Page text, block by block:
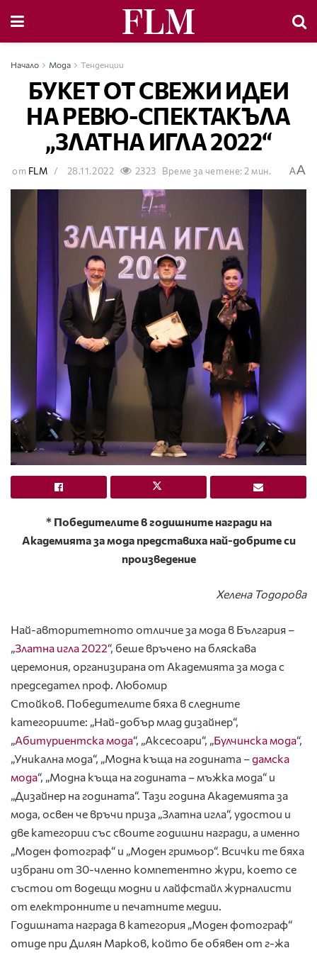
Начало Мода Тенденции
БУКЕТ ОТ СВЕЖИ ИДЕИ
НА РЕВЮ-СПЕКТАКЪЛА
„ЗЛАТНА ИГЛА 2022“
от FLM 28.11.2022 2323 Време за четене: 2 мин. AA
* Победителите в годишните награди на
Академията за мода представиха най-добрите си
произведение
Хелена Тодорова
Най-авторитетното отличие за мода в България –
„Златна игла 2022“, беше връчено на бляскава
церемония, организирана от Академията за мода с
председател проф. Любомир
Стойков. Победителите бяха в следните
категориите: „Най-добър млад дизайнер“,
„Абитуриентска мода“, „Аксесоари“, „Булчинска мода“,
„Уникална мода“, „Модна къща на годината –дамска
мода“, „Модна къща на годината – мъжка мода“ и
„Дизайнер на годината“. Тази година Академията за
мода, освен че връчи приза „Златна игла“, удостои и
две категории със своите годишни награди, а именно
„Моден фотограф“ и „Моден гримьор“. Всички те бяха
избрани от 30-членно компетентно жури, което се
състои от водещи модни и лайфстайл журналисти
от електронните и печатните медии.
Годишната награда в категория „Моден фотограф“
отиде при Дилян Марков, който бе обявен от г-жа